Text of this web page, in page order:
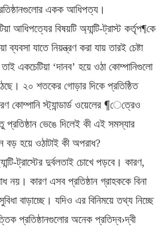
একক আধিপত্য।
আধিপত্যের বিষয়টি অ্যান্টি-ট্রাস্ট কর্তৃপ¶কে
যাতে নিয়ন্ত্রণ করা যায় তারই চেষ্টা
একচেটিয়া ‘দানব’ হয়ে ওঠা কোম্পানিগুলো
২০ শতকের গোড়ার দিকে প্রতিষ্ঠিত
কোম্পানি স্ট্যান্ডার্ড ওয়েলের ¶েত্রেও
ভেঙে দিলেই কী এই সমস্যার
বড় হয়ে ওঠাটাই কী অপরাধ?
ট্রাস্টের দুর্বলতাই চোখে পড়বে। কারণ,
নয়। কারণ এসব প্রতিষ্ঠান গ্রাহককে বিনা
বাড়াচ্ছে। যদিও এর বিনিময়ে তথ্য নিচ্ছে
প্রতিষ্ঠানগুলোর অনেক প্রতিদ্ব›দ্বী